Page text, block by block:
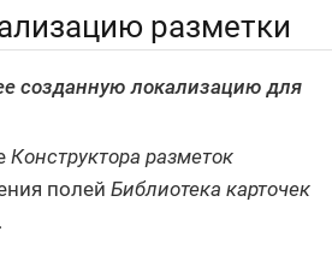
разметки
созданную локализацию для
Конструктора разметок
полей Библиотека карточек
.